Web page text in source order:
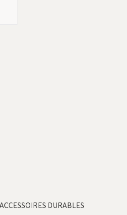
DURABLES